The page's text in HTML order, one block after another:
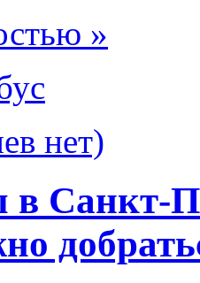
»
нет)
Санкт-